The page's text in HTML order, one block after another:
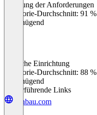
Erfüllung der Anforderungen
Kategorie-Durchschnitt: 91 %
Ungenügend
Einfache Einrichtung
Kategorie-Durchschnitt: 88 %
Ungenügend
Weiterführende Links
kanbau.com